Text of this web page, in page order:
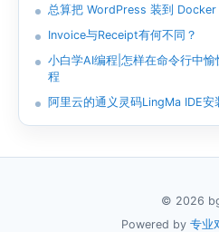
总算把 WordPress 装到
Invoice与Receipt有何不同？
小白学AI编程|怎样在命令行中
程
阿里云的通义灵码LingMa IDE安
© 2026
Powered by 专业